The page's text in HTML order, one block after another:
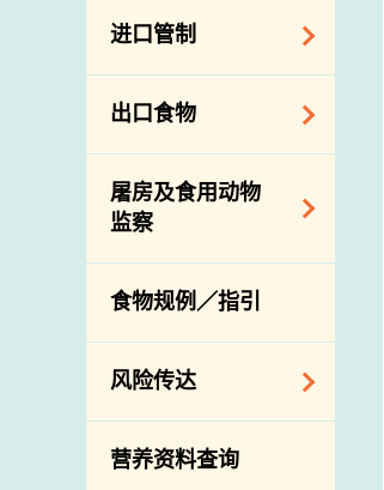
食物安全重点控制
系统
基因改造食物
资料
食物安全之风险评
估
食物事故应变及管
理
食物消费量调查
总膳食研究
有机食物
食物安全专家委员
会
消费者联系小组
进口管制
食物进口商和食物
分销商登记制度
络内地有关当局
进口食物管制
口检验
出口食物
出口验证
出口食物往内地
出口商及业界的消
息
屠房及食用动物
监察
规管农业化学物及
兽医药物在食用动
物上的使用
屠房及疾病监测
宰前检验
宰后检验
食物规例／指引
风险传达
主题项目
营养资料查询